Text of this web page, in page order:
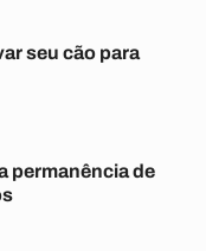
seu cão para
permanência de